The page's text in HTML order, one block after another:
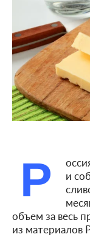
Р
и
объем за весь
из материалов